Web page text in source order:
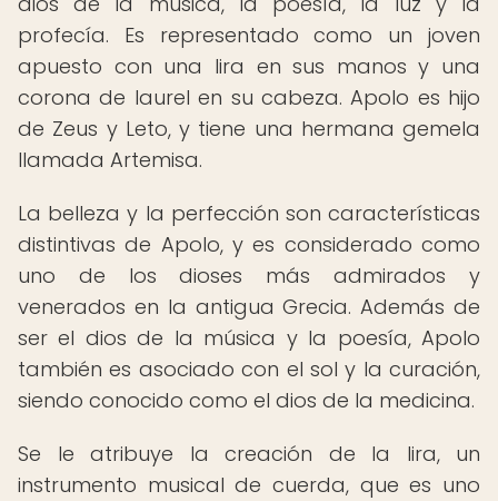
profecía. Es representado como un joven
apuesto con una lira en sus manos y una
corona de laurel en su cabeza. Apolo es hijo
de Zeus y Leto, y tiene una hermana gemela
llamada Artemisa.
La belleza y la perfección son características
distintivas de Apolo, y es considerado como
uno de los dioses más admirados y
venerados en la antigua Grecia. Además de
ser el dios de la música y la poesía, Apolo
también es asociado con el sol y la curación,
siendo conocido como el dios de la medicina.
Se le atribuye la creación de la lira, un
instrumento musical de cuerda, que es uno